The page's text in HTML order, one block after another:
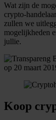
Wat zijn de
crypto-
zullen we
mogelijkheden
jullie.
op 20 maart
Koop